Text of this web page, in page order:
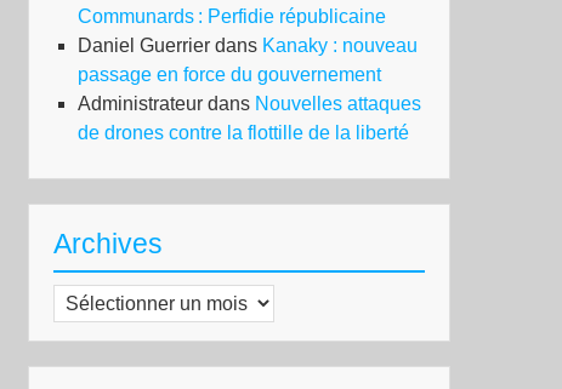
Communards : Perfidie républicaine
Daniel Guerrier dans Kanaky : nouveau
passage en force du gouvernement
Administrateur dans Nouvelles attaques
de drones contre la flottille de la liberté
Archives
Archives